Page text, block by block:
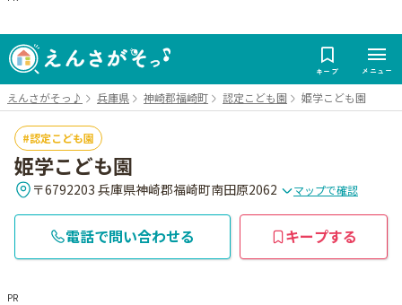
キープ メニュー
えんさがそっ♪ 兵庫県 神崎郡福崎町 認定こども園 姫学こども園
認定こども園
姫学こども園
〒6792203 兵庫県神崎郡福崎町南田原2062 マップで確認
電話で問い合わせる キープする
PR